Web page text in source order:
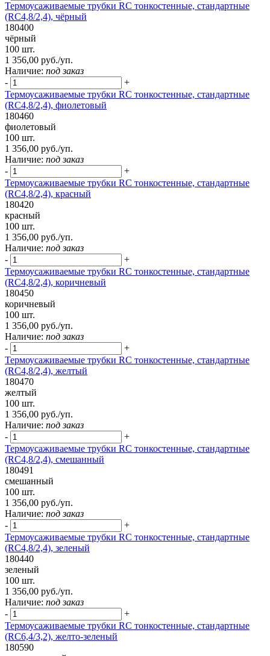
Термоусаживаемые трубки RC тонкостенные, стандартные
(RC4,8/2,4), чёрный
180400
чёрный
100 шт.
1 356,00 руб./уп.
Наличие: под заказ
-
+
Термоусаживаемые трубки RC тонкостенные, стандартные
(RC4,8/2,4), фиолетовый
180460
фиолетовый
100 шт.
1 356,00 руб./уп.
Наличие: под заказ
-
+
Термоусаживаемые трубки RC тонкостенные, стандартные
(RC4,8/2,4), красный
180420
красный
100 шт.
1 356,00 руб./уп.
Наличие: под заказ
-
+
Термоусаживаемые трубки RC тонкостенные, стандартные
(RC4,8/2,4), коричневый
180450
коричневый
100 шт.
1 356,00 руб./уп.
Наличие: под заказ
-
+
Термоусаживаемые трубки RC тонкостенные, стандартные
(RC4,8/2,4), желтый
180470
желтый
100 шт.
1 356,00 руб./уп.
Наличие: под заказ
-
+
Термоусаживаемые трубки RC тонкостенные, стандартные
(RC4,8/2,4), смешанный
180491
смешанный
100 шт.
1 356,00 руб./уп.
Наличие: под заказ
-
+
Термоусаживаемые трубки RC тонкостенные, стандартные
(RC4,8/2,4), зеленый
180440
зеленый
100 шт.
1 356,00 руб./уп.
Наличие: под заказ
-
+
Термоусаживаемые трубки RC тонкостенные, стандартные
(RC6,4/3,2), желто-зеленый
180590